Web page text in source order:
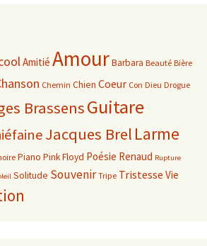
Amitié AmourBarbara Beauté Bière
Chemin Chien Coeur Con Dieu Drogue
BrassensGuitare
Jacques Brel Larme
Piano Pink Floyd Poésie Renaud Rupture
Solitude Souvenir Tripe Tristesse Vie